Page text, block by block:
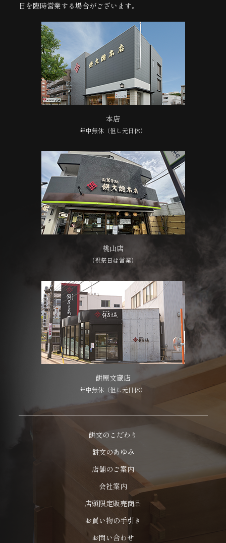
日を臨時営業する場合がございます。
本店
年中無休（但し元日休）
桃山店
（祝祭日は営業）
餅屋文蔵店
年中無休（但し元日休）
餅文のこだわり
餅文のあゆみ
店舗のご案内
会社案内
店頭限定販売商品
お買い物の手引き
お問い合わせ